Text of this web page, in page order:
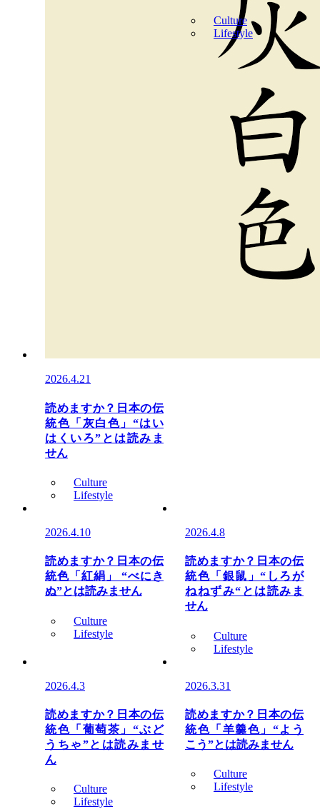
2026.4.21
読めますか？日本の伝
統色「灰白色」“はい
はくいろ”とは読みま
せん
Culture
Lifestyle
Culture
Lifestyle
2026.4.10
読めますか？日本の伝
統色「紅絹」 “べにき
ぬ”とは読みません
Culture
Lifestyle
2026.4.8
読めますか？日本の伝
統色「銀鼠」“しろが
ねねずみ“とは読みま
せん
Culture
Lifestyle
2026.4.3
読めますか？日本の伝
統色「葡萄茶」“ぶど
うちゃ”とは読みませ
ん
Culture
Lifestyle
2026.3.31
読めますか？日本の伝
統色「羊羹色」“よう
こう”とは読みません
Culture
Lifestyle